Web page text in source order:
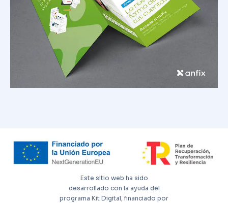
Este sitio web ha sido
desarrollado con la ayuda del
programa Kit Digital, financiado por